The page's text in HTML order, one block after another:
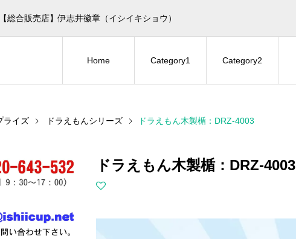
総合販売店】伊志井徽章（イシイキショウ）
Home Category1 Category2
ライズ ドラえもんシリーズ ドラえもん木製楯：DRZ-4003
ドラえもん木製楯：DRZ-4003